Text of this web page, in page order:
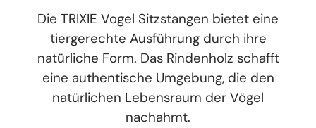
Die TRIXIE Vogel Sitzstangen bietet eine
tiergerechte Ausführung durch ihre
natürliche Form. Das Rindenholz schafft
eine authentische Umgebung, die den
natürlichen Lebensraum der Vögel
nachahmt.